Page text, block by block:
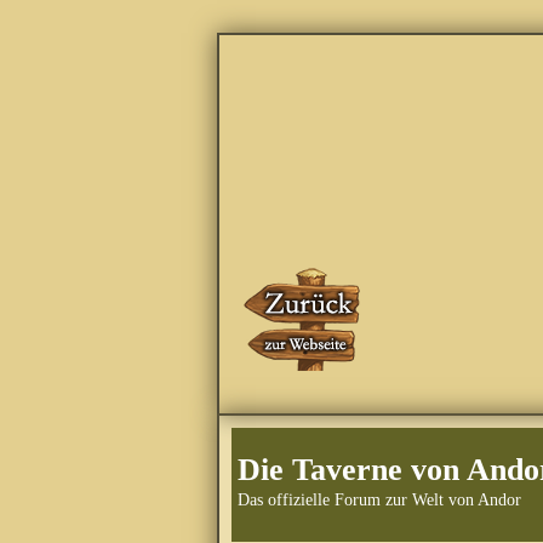
Die Taverne von
Das offizielle Forum zur Welt von Andor